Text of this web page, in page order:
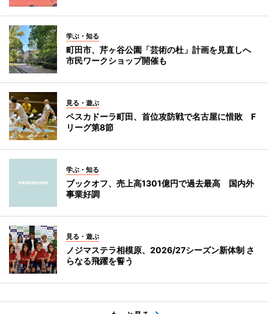
学ぶ・知る
町田市、芹ヶ谷公園「芸術の杜」計画を見直しへ
市民ワークショップ開催も
見る・遊ぶ
ペスカドーラ町田、首位攻防戦で名古屋に惜敗 F
リーグ第8節
学ぶ・知る
ブックオフ、売上高1301億円で過去最高 国内外
事業好調
見る・遊ぶ
ノジマステラ相模原、2026/27シーズン新体制 さ
らなる飛躍を誓う